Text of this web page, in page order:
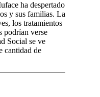
ha despertado
y sus familias. La
los tratamientos
podrían verse
Social se ve
cantidad de